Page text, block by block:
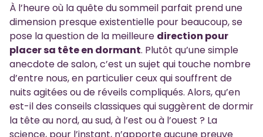
À l’heure où la quête du sommeil parfait prend une
dimension presque existentielle pour beaucoup, se
pose la question de la meilleure direction pour
placer sa tête en dormant. Plutôt qu’une simple
anecdote de salon, c’est un sujet qui touche nombre
d’entre nous, en particulier ceux qui souffrent de
nuits agitées ou de réveils compliqués. Alors, qu’en
est-il des conseils classiques qui suggèrent de dormir
la tête au nord, au sud, à l’est ou à l’ouest ? La
science, pour l’instant, n’apporte aucune preuve